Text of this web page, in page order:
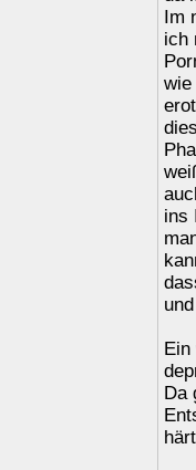
Im
ich
wie
ins
Ein
Da